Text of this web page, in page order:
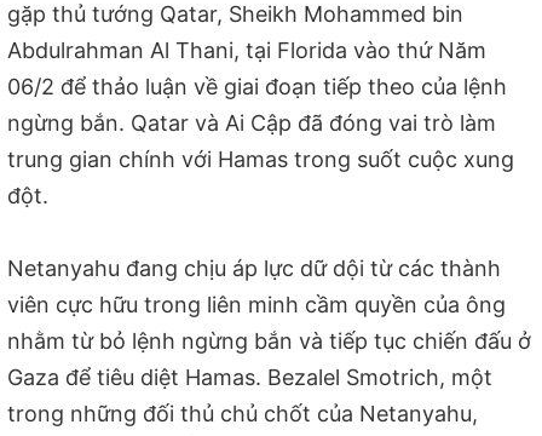
gặp thủ tướng Qatar, Sheikh Mohammed bin
Abdulrahman Al Thani, tại Florida vào thứ Năm
06/2 để thảo luận về giai đoạn tiếp theo của lệnh
ngừng bắn. Qatar và Ai Cập đã đóng vai trò làm
trung gian chính với Hamas trong suốt cuộc xung
đột.
Netanyahu đang chịu áp lực dữ dội từ các thành
viên cực hữu trong liên minh cầm quyền của ông
nhằm từ bỏ lệnh ngừng bắn và tiếp tục chiến đấu ở
Gaza để tiêu diệt Hamas. Bezalel Smotrich, một
trong những đối thủ chủ chốt của Netanyahu,